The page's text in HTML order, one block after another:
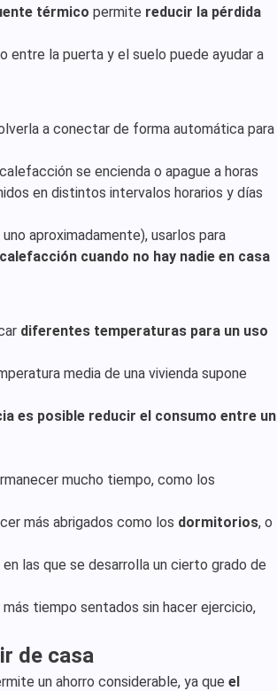
térmico permite reducir la pérdida
entre la puerta y el suelo puede ayudar a
a conectar de forma automática para
se encienda o apague a horas
en distintos intervalos horarios y días
aproximadamente), usarlos para
cuando no hay nadie en casa
diferentes temperaturas para un uso
media de una vivienda supone
es posible reducir el consumo entre un
mucho tiempo, como los
más abrigados como los dormitorios, o
las que se desarrolla un cierto grado de
tiempo sentados sin hacer ejercicio,
de casa
un ahorro considerable, ya que el